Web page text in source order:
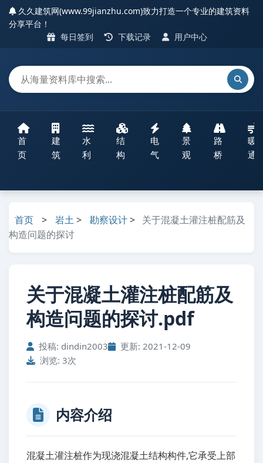
久久建筑网(www.99jianzhu.com)致力打造一个专业的建筑资料
分享平台！
每日签到
下载记录 用户中心
首
页
建
筑
水
利
结
构
电
气
景
观
路
桥
暖
通
首页 > 岩土 > 勘察设计> 关于混凝土灌注桩配筋及
构造问题的探讨
关于混凝土灌注桩配筋及
构造问题的探讨.pdf
投稿: dindin2003
更新: 2021-12-09
浏览: 3次
内容介绍
混凝土灌注桩作为现浇混凝土结构构件,它承受上部